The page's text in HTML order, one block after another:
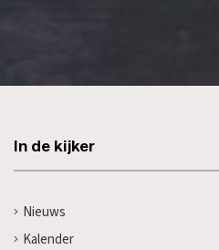
In de kijker
Nieuws
Kalender